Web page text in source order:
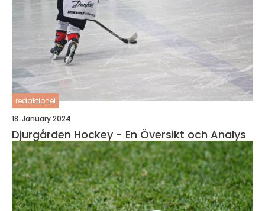
redaktionel
18. January 2024
Djurgården Hockey - En Översikt och Analys